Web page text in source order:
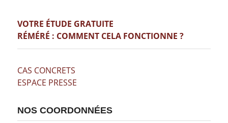
VOTRE ÉTUDE GRATUITE
RÉMÉRÉ : COMMENT CELA FONCTIONNE ?
CAS CONCRETS
ESPACE PRESSE
NOS COORDONNÉES